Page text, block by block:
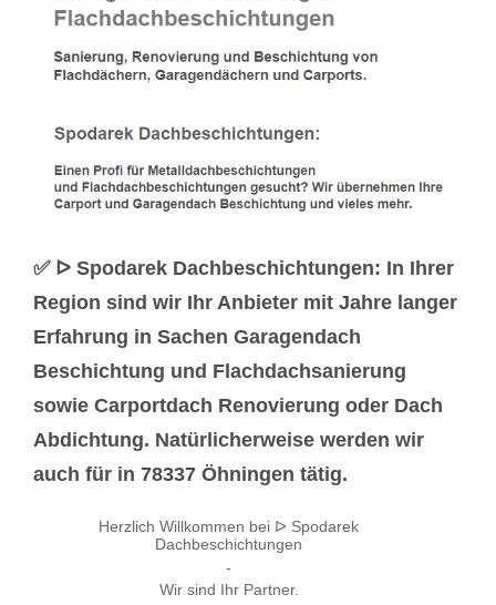
✅ ᐅ Spodarek Dachbeschichtungen: In Ihrer
Region sind wir Ihr Anbieter mit Jahre langer
Erfahrung in Sachen Garagendach
Beschichtung und Flachdachsanierung
sowie Carportdach Renovierung oder Dach
Abdichtung. Natürlicherweise werden wir
auch für in 78337 Öhningen tätig.
Herzlich Willkommen bei ᐅ Spodarek
Dachbeschichtungen
-
Wir sind Ihr Partner.